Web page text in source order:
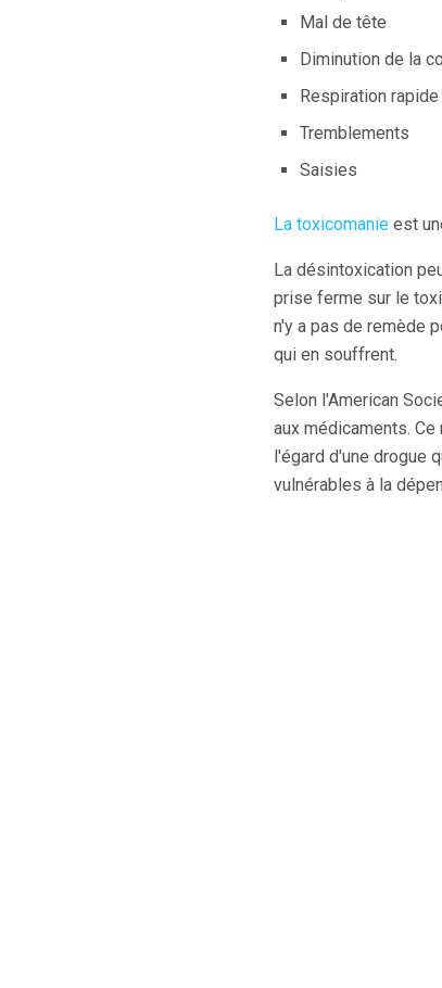
Mal de tête
Diminution de la
Respiration rapide
Tremblements
Saisies
La toxicomanie est
La désintoxication
prise ferme sur le
n'y a pas de remède
qui en souffrent.
Selon l'American
aux médicaments.
l'égard d'une drogue
vulnérables à la